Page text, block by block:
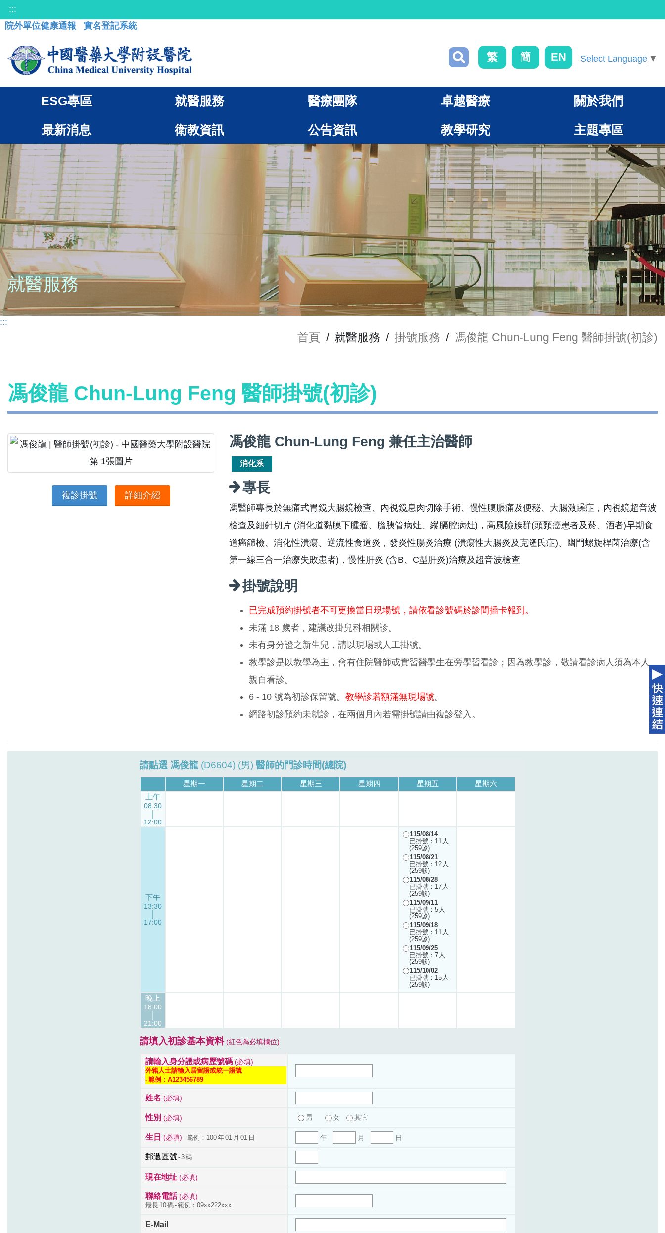
:::
院外單位健康通報
實名登記系統
繁 簡 EN Select Language ▼
ESG專區 就醫服務 醫療團隊 卓越醫療 關於我們
最新消息 衛教資訊 公告資訊 教學研究 主題專區
就醫服務
:::
首頁 / 就醫服務 / 掛號服務 / 馮俊龍 Chun-Lung Feng 醫師掛號(初診)
馮俊龍 Chun-Lung Feng 醫師掛號(初診)
複診掛號 詳細介紹
馮俊龍 Chun-Lung Feng 兼任主治醫師
消化系
專長
馮醫師專長於無痛式胃鏡大腸鏡檢查、內視鏡息肉切除手術、慢性腹脹痛及便秘、大腸激躁症，內視鏡超音波
檢查及細針切片 (消化道黏膜下腫瘤、膽胰管病灶、縱膈腔病灶)，高風險族群(頭頸癌患者及菸、酒者)早期食
道癌篩檢、消化性潰瘍、逆流性食道炎，發炎性腸炎治療 (潰瘍性大腸炎及克隆氏症)、幽門螺旋桿菌治療(含
第一線三合一治療失敗患者)，慢性肝炎 (含B、C型肝炎)治療及超音波檢查
掛號說明
已完成預約掛號者不可更換當日現場號，請依看診號碼於診間插卡報到。
未滿 18 歲者，建議改掛兒科相關診。
未有身分證之新生兒，請以現場或人工掛號。
教學診是以教學為主，會有住院醫師或實習醫學生在旁學習看診；因為教學診，敬請看診病人須為本人
親自看診。
6 - 10 號為初診保留號。 教學診若額滿無現場號。
網路初診預約未就診，在兩個月內若需掛號請由複診登入。